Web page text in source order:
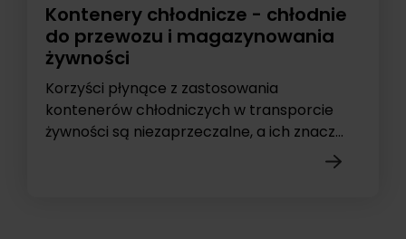
Kontenery chłodnicze - chłodnie
do przewozu i magazynowania
żywności
Korzyści płynące z zastosowania
kontenerów chłodniczych w transporcie
żywności są niezaprzeczalne, a ich znacz...